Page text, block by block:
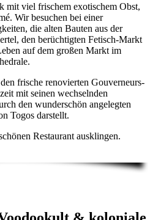
mit viel frischem exotischem Obst,
Wir besuchen bei einer
die alten Bauten aus der
den berüchtigten Fetisch-Markt
auf dem großen Markt im
frische renovierten Gouverneurs-
mit seinen wechselnden
den wunderschön angelegten
Togos darstellt.
Restaurant ausklingen.